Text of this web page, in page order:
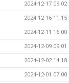
2024-12-17 09:02
2024-12-16 11:15
2024-12-11 16:00
2024-12-09 09:01
2024-12-02 14:18
2024-12-01 07:00